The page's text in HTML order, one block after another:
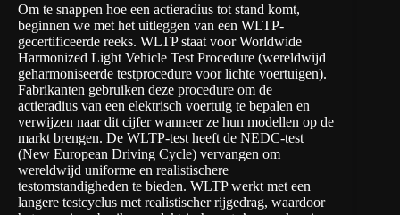
Om te snappen hoe een actieradius tot stand komt,
beginnen we met het uitleggen van een WLTP-
gecertificeerde reeks. WLTPstaat voor Worldwide
Harmonized Light Vehicle Test Procedure (wereldwijd
geharmoniseerde testprocedure voor lichte voertuigen).
Fabrikanten gebruiken deze procedure om de
actieradius van een elektrisch voertuig te bepalen en
verwijzen naar dit cijfer wanneer ze hun modellen op de
markt brengen. De WLTP-test heeft de NEDC-test
(New European Driving Cycle) vervangen om
wereldwijd uniforme en realistischere
testomstandigheden te bieden. WLTP werkt met een
langere testcyclus met realistischer rijgedrag, waardoor